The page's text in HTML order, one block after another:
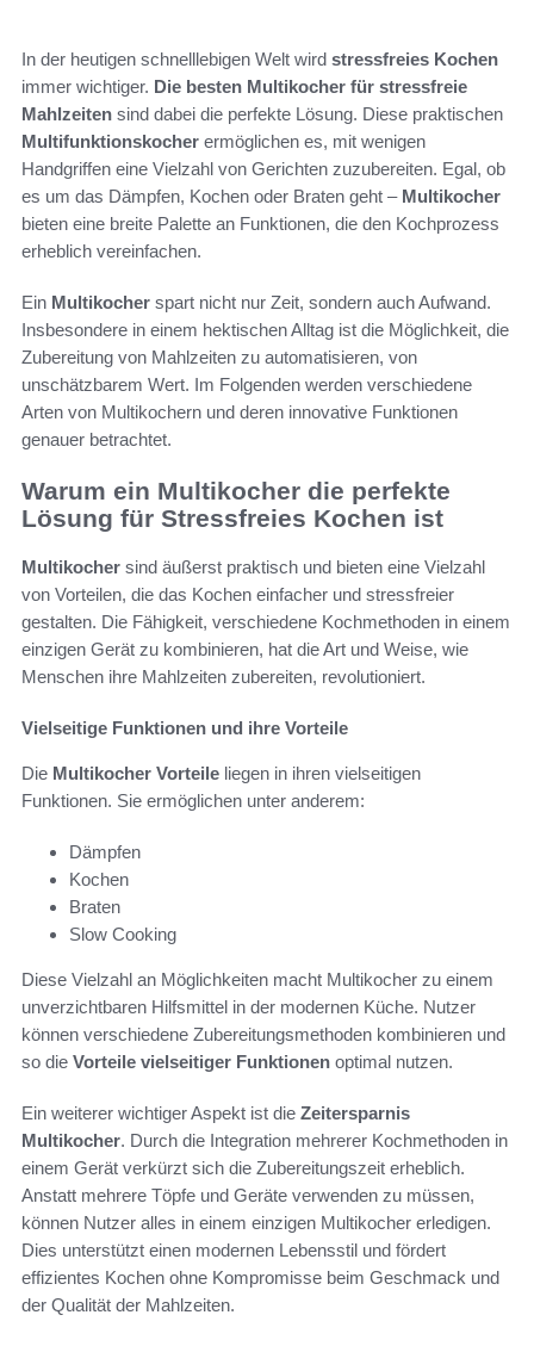
In der heutigen schnelllebigen Welt wird stressfreies Kochen
immer wichtiger. Die besten Multikocher für stressfreie
Mahlzeiten sind dabei die perfekte Lösung. Diese praktischen
Multifunktionskocher ermöglichen es, mit wenigen
Handgriffen eine Vielzahl von Gerichten zuzubereiten. Egal, ob
es um das Dämpfen, Kochen oder Braten geht – Multikocher
bieten eine breite Palette an Funktionen, die den Kochprozess
erheblich vereinfachen.
Ein Multikocher spart nicht nur Zeit, sondern auch Aufwand.
Insbesondere in einem hektischen Alltag ist die Möglichkeit, die
Zubereitung von Mahlzeiten zu automatisieren, von
unschätzbarem Wert. Im Folgenden werden verschiedene
Arten von Multikochern und deren innovative Funktionen
genauer betrachtet.
Warum ein Multikocher die perfekte
Lösung für Stressfreies Kochen ist
Multikocher sind äußerst praktisch und bieten eine Vielzahl
von Vorteilen, die das Kochen einfacher und stressfreier
gestalten. Die Fähigkeit, verschiedene Kochmethoden in einem
einzigen Gerät zu kombinieren, hat die Art und Weise, wie
Menschen ihre Mahlzeiten zubereiten, revolutioniert.
Vielseitige Funktionen und ihre Vorteile
Die Multikocher Vorteile liegen in ihren vielseitigen
Funktionen. Sie ermöglichen unter anderem:
Dämpfen
Kochen
Braten
Slow Cooking
Diese Vielzahl an Möglichkeiten macht Multikocher zu einem
unverzichtbaren Hilfsmittel in der modernen Küche. Nutzer
können verschiedene Zubereitungsmethoden kombinieren und
so die Vorteile vielseitiger Funktionen optimal nutzen.
Ein weiterer wichtiger Aspekt ist die Zeitersparnis
Multikocher. Durch die Integration mehrerer Kochmethoden in
einem Gerät verkürzt sich die Zubereitungszeit erheblich.
Anstatt mehrere Töpfe und Geräte verwenden zu müssen,
können Nutzer alles in einem einzigen Multikocher erledigen.
Dies unterstützt einen modernen Lebensstil und fördert
effizientes Kochen ohne Kompromisse beim Geschmack und
der Qualität der Mahlzeiten.